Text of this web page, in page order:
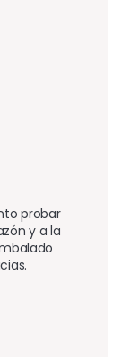
probar
y a la